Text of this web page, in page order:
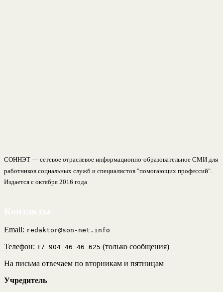
СОННЭТ — сетевое отраслевое информационно-образовательное СМИ для
работников социальных служб и специалистов "помогающих профессий".
Издается с октября 2016 года
Email: redaktor@son-net.info
Телефон: +7 904 46 46 625 (только сообщения)
На письма отвечаем по вторникам и пятницам
Учредитель